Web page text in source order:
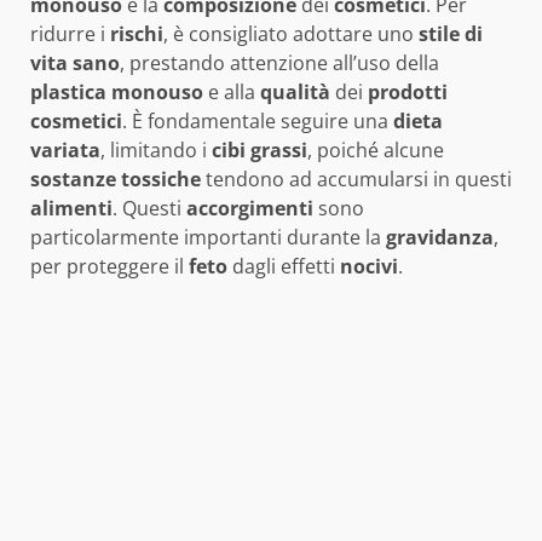
ridurre i rischi, è consigliato adottare uno stile di
vita sano, prestando attenzione all’uso della
plastica monouso e alla qualità dei prodotti
cosmetici. È fondamentale seguire una dieta
variata, limitando i cibi grassi, poiché alcune
sostanze tossichetendono ad accumularsi in questi
alimenti. Questi accorgimenti sono
particolarmente importanti durante la gravidanza,
per proteggere il feto dagli effetti nocivi.